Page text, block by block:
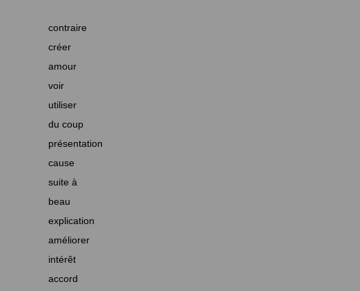
contraire
créer
amour
voir
utiliser
du coup
présentation
cause
suite à
beau
explication
améliorer
intérêt
accord